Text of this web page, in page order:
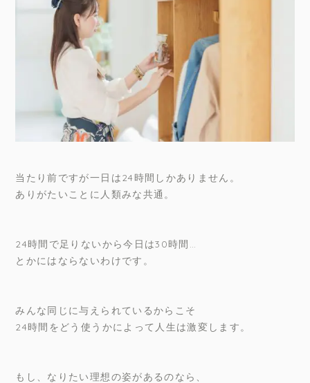
当たり前ですが一日は24時間しかありません。
ありがたいことに人類みな共通。
24時間で足りないから今日は30時間…
とかにはならないわけです。
みんな同じに与えられているからこそ
24時間をどう使うかによって人生は激変します。
もし、なりたい理想の姿があるのなら、